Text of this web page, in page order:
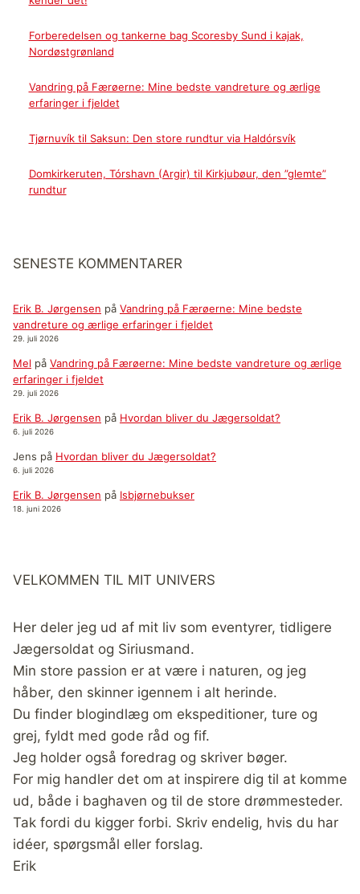
Forberedelsen og tankerne bag Scoresby Sund i kajak,
Nordøstgrønland
Vandring på Færøerne: Mine bedste vandreture og ærlige
erfaringer i fjeldet
Tjørnuvík til Saksun: Den store rundtur via Haldórsvík
Domkirkeruten, Tórshavn (Argir) til Kirkjubøur, den ”glemte”
rundtur
SENESTE KOMMENTARER
Erik B. Jørgensen på Vandring på Færøerne: Mine bedste
vandreture og ærlige erfaringer i fjeldet
29. juli 2026
Mel på Vandring på Færøerne: Mine bedste vandreture og ærlige
erfaringer i fjeldet
29. juli 2026
Erik B. Jørgensen på Hvordan bliver du Jægersoldat?
6. juli 2026
Jens på Hvordan bliver du Jægersoldat?
6. juli 2026
Erik B. Jørgensen på Isbjørnebukser
18. juni 2026
VELKOMMEN TIL MIT UNIVERS
Her deler jeg ud af mit liv som eventyrer, tidligere
Jægersoldat og Siriusmand.
Min store passion er at være i naturen, og jeg
håber, den skinner igennem i alt herinde.
Du finder blogindlæg om ekspeditioner, ture og
grej, fyldt med gode råd og fif.
Jeg holder også foredrag og skriver bøger.
For mig handler det om at inspirere dig til at komme
ud, både i baghaven og til de store drømmesteder.
Tak fordi du kigger forbi. Skriv endelig, hvis du har
idéer, spørgsmål eller forslag.
Erik